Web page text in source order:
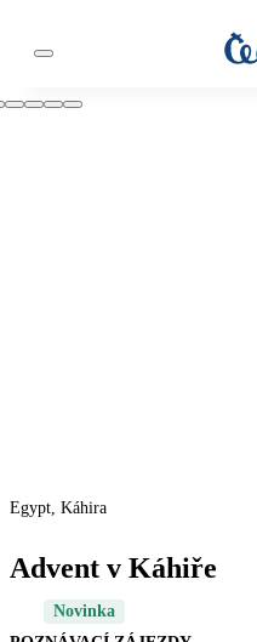
Egypt, Káhira
Advent v Káhiře
Novinka